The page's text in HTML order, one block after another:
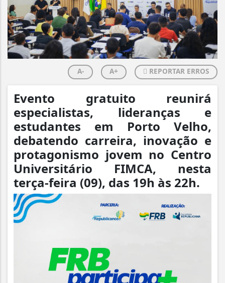
A- A+ REPORTAR ERROS
Evento gratuito reunirá
especialistas, lideranças e
estudantes em Porto Velho,
debatendo carreira, inovação e
protagonismo jovem no Centro
Universitário FIMCA, nesta
terça-feira (09), das 19h às 22h.